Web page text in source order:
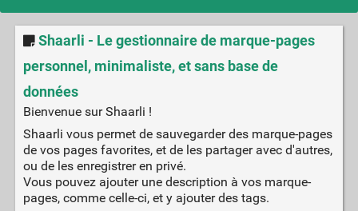
Shaarli - Le gestionnaire de marque-pages
personnel, minimaliste, et sans base de
données
Bienvenue sur Shaarli !
Shaarli vous permet de sauvegarder des marque-pages
de vos pages favorites, et de les partager avec d'autres,
ou de les enregistrer en privé.
Vous pouvez ajouter une description à vos marque-
pages, comme celle-ci, et y ajouter des tags.